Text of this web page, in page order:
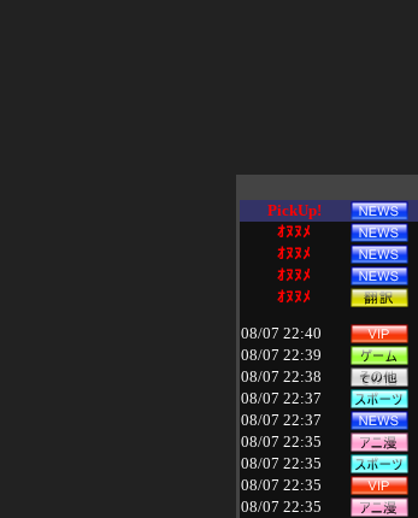
PickUp!
ｵﾇﾇﾒ
ｵﾇﾇﾒ
ｵﾇﾇﾒ
ｵﾇﾇﾒ
08/07 22:40
08/07 22:39
08/07 22:38
08/07 22:37
08/07 22:37
08/07 22:35
08/07 22:35
08/07 22:35
08/07 22:35